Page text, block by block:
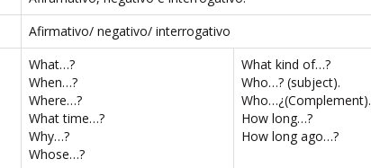
Afirmativo/ negativo/ interrogativo
What…?
When…?
Where…?
What time…?
Why…?
Whose…?
What kind of…?
Who…? (subject).
Who…¿(Complement).
How long…?
How long ago…?